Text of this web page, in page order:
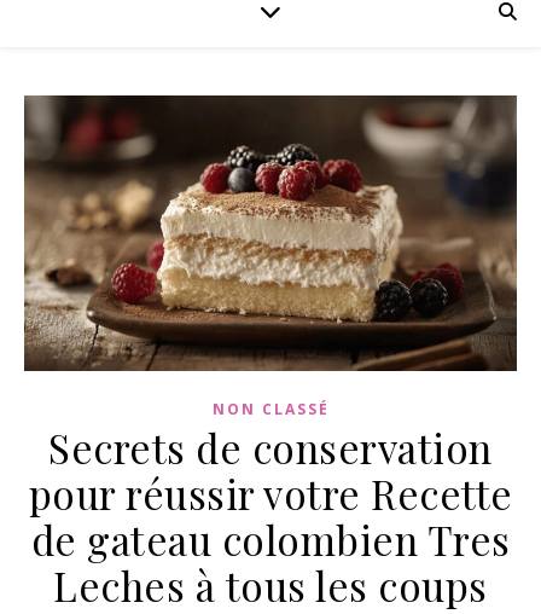
NON CLASSÉ
Secrets de conservation
pour réussir votre Recette
de gateau colombien Tres
Leches à tous les coups